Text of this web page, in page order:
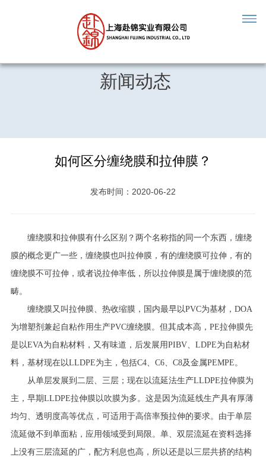
新闻动态
如何区分缠绕膜和拉伸膜？
发布时间：2020-06-22
缠绕膜和拉伸膜有什么区别？两个名称指的同一个东西，缠绕
膜的概念更广一些，缠绕膜也叫拉伸膜，有的缠绕膜可拉伸，有的
缠绕膜不可拉伸，或者说拉伸率低，所以拉伸膜是属于缠绕膜的范
畴。
缠绕膜又叫拉伸膜、热收缩膜，国内最早以PVC为基材，DOA
为增塑剂兼起自粘作用生产PVC缠绕膜。但其成本高，PE拉伸膜先
是以EVA为自粘材料，又有味道，后发展用PIBV、LDPE为自粘材
料，基材现在以LLDPE为主，包括C4、C6、C8及金属PEMPE。
从单层发展到二层、三层；现在以流延法生产LLDPE拉伸膜为
主，早期LLDPE拉伸膜以吹膜为多。这是因为流延线生产具有厚薄
均匀、透明度高等优点，可适用于高倍率预拉伸的要求。由于单层
流延做不到单面粘，应用领域受到局限。单、双层流延在资料选择
上没有三层流延的广，配方利息也高，所以还是以三层共挤的结构